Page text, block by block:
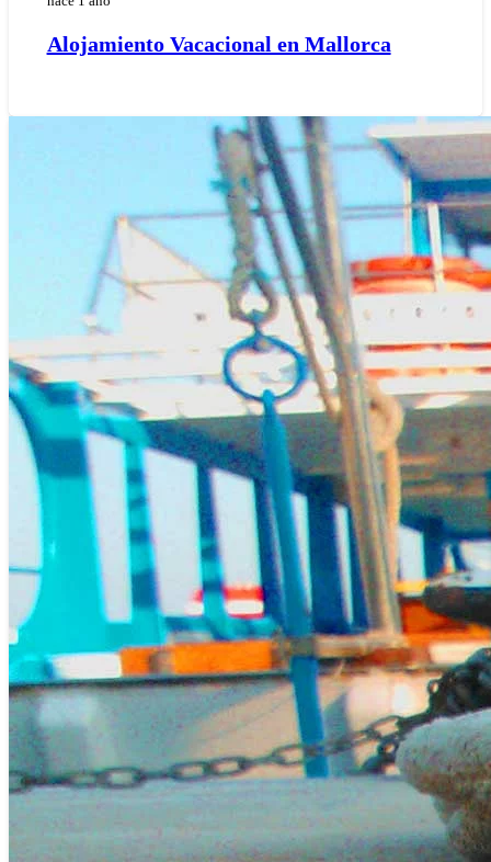
Alojamiento Vacacional en Mallorca